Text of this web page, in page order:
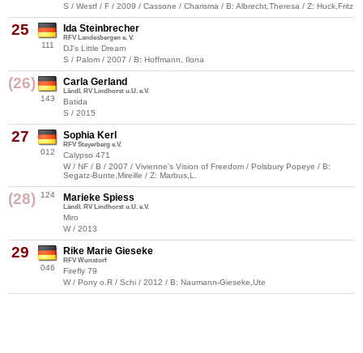
S / Westf / F / 2009 / Cassone / Charisma / B: Albrecht,Theresa / Z: Huck,Fritz
25
111
Ida Steinbrecher
RFV Landesbergen e. V.
DJ's Little Dream
S / Palom / 2007 / B: Hoffmann, Ilona
(26)
143
Carla Gerland
Ländl. RV Lindhorst u.U. e.V.
Batida
S / 2015
27
012
Sophia Kerl
RFV Steyerberg e.V.
Calypso 471
W / NF / B / 2007 / Vivienne's Vision of Freedom / Polsbury Popeye / B:
Segatz-Bunte,Mireille / Z: Marbus,L.
(28) 124 Marieke Spiess
Ländl. RV Lindhorst u.U. e.V.
Miro
W / 2013
29
046
Rike Marie Gieseke
RFV Wunstorf
Firefly 79
W / Pony o.R / Schi / 2012 / B: Naumann-Gieseke,Ute